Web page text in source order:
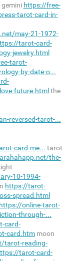
https://free-
tarot-card-in-
may-21-1972-
tarot-card-
jewelry.html
tarot-
by-date-o...
future.html the
reversed-tarot-...
card-me... tarot
the-
10-1994-
https://tarot-
spread.html
https://online-tarot-
through-...
card-
card.htmmoon
tarot-reading-
tarot-card-